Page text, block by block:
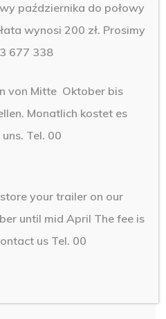
Design by
października do połowy
wynosi 200 zł. Prosimy
677 338
von Mitte Oktober bis
Monatlich kostet es
Tel. 00
your trailer on our
until mid April The fee is
us Tel. 00